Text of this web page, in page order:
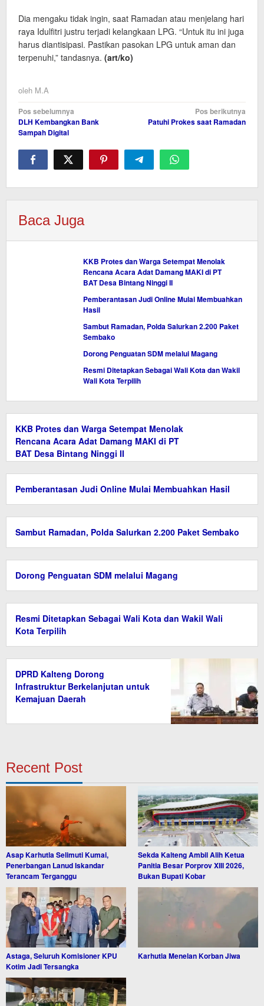
Dia mengaku tidak ingin, saat Ramadan atau menjelang hari
raya Idulfitri justru terjadi kelangkaan LPG. “Untuk itu ini juga
harus diantisipasi. Pastikan pasokan LPG untuk aman dan
terpenuhi,” tandasnya. (art/ko)
oleh M.A
Navigasi
pos
Pos sebelumnya
DLH Kembangkan Bank
Sampah Digital
Pos berikutnya
Patuhi Prokes saat Ramadan
Baca Juga
KKB Protes dan Warga Setempat Menolak
Rencana Acara Adat Damang MAKI di PT
BAT Desa Bintang Ninggi II
Pemberantasan Judi Online Mulai Membuahkan
Hasil
Sambut Ramadan, Polda Salurkan 2.200 Paket
Sembako
Dorong Penguatan SDM melalui Magang
Resmi Ditetapkan Sebagai Wali Kota dan Wakil
Wali Kota Terpilih
KKB Protes dan Warga Setempat Menolak
Rencana Acara Adat Damang MAKI di PT
BAT Desa Bintang Ninggi II
Pemberantasan Judi Online Mulai Membuahkan Hasil
Sambut Ramadan, Polda Salurkan 2.200 Paket Sembako
Dorong Penguatan SDM melalui Magang
Resmi Ditetapkan Sebagai Wali Kota dan Wakil Wali
Kota Terpilih
DPRD Kalteng Dorong
Infrastruktur Berkelanjutan untuk
Kemajuan Daerah
Recent Post
Asap Karhutla Selimuti Kumai,
Penerbangan Lanud Iskandar
Terancam Terganggu
Sekda Kalteng Ambil Alih Ketua
Panitia Besar Porprov XIII 2026,
Bukan Bupati Kobar
Astaga, Seluruh Komisioner KPU
Kotim Jadi Tersangka
Karhutla Menelan Korban Jiwa